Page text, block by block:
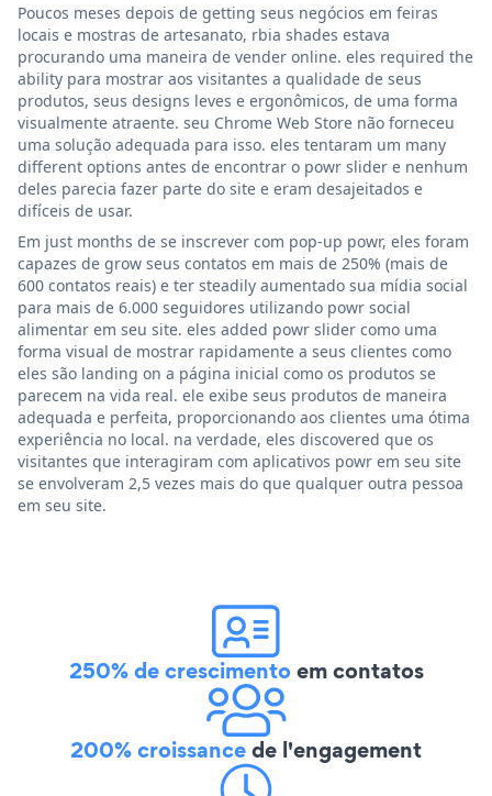
Poucos meses depois de getting seus negócios em feiras
locais e mostras de artesanato, rbia shades estava
procurando uma maneira de vender online. eles required the
ability para mostrar aos visitantes a qualidade de seus
produtos, seus designs leves e ergonômicos, de uma forma
visualmente atraente. seu Chrome Web Store não forneceu
uma solução adequada para isso. eles tentaram um many
different options antes de encontrar o powr slider e nenhum
deles parecia fazer parte do site e eram desajeitados e
difíceis de usar.
Em just months de se inscrever com pop-up powr, eles foram
capazes de grow seus contatos em mais de 250% (mais de
600 contatos reais) e ter steadily aumentado sua mídia social
para mais de 6.000 seguidores utilizando powr social
alimentar em seu site. eles added powr slider como uma
forma visual de mostrar rapidamente a seus clientes como
eles são landing on a página inicial como os produtos se
parecem na vida real. ele exibe seus produtos de maneira
adequada e perfeita, proporcionando aos clientes uma ótima
experiência no local. na verdade, eles discovered que os
visitantes que interagiram com aplicativos powr em seu site
se envolveram 2,5 vezes mais do que qualquer outra pessoa
em seu site.
250% de crescimentoem contatos
200% croissancede l'engagement